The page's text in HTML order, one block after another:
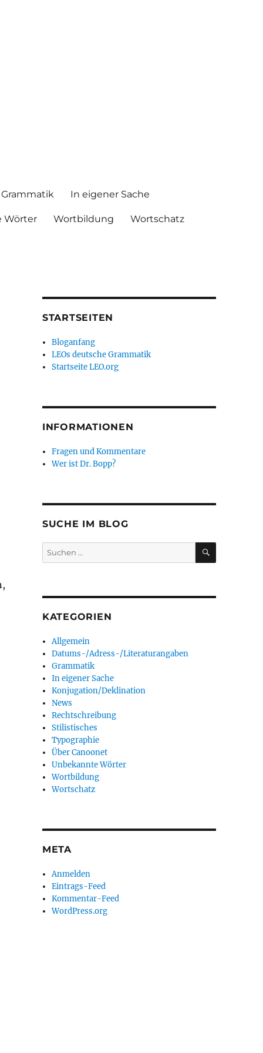
Grammatik In eigener Sache
Wörter Wortbildung Wortschatz
STARTSEITEN
Bloganfang
LEOs deutsche Grammatik
Startseite LEO.org
INFORMATIONEN
Fragen und Kommentare
Wer ist Dr. Bopp?
SUCHE IM BLOG
Suchen
nach:
SUCHEN
KATEGORIEN
Allgemein
Datums-/Adress-/Literaturangaben
Grammatik
In eigener Sache
Konjugation/Deklination
News
Rechtschreibung
Stilistisches
Typographie
Über Canoonet
Unbekannte Wörter
Wortbildung
Wortschatz
META
Anmelden
Eintrags-Feed
Kommentar-Feed
WordPress.org